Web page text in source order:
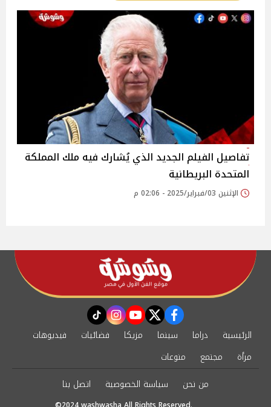
تفاصيل الفيلم الجديد الذي يُشارك فيه ملك المملكة
المتحدة البريطانية
الإثنين 03/فبراير/2025 - 02:06 م
facebook
twitter
youtube
instagram
tiktok
الرئيسية دراما سينما مزيكا فضائيات
فيديوهات
مرأة
مجتمع
منوعات
من نحن
سياسة الخصوصية اتصل بنا